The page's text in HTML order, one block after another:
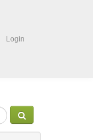
Login